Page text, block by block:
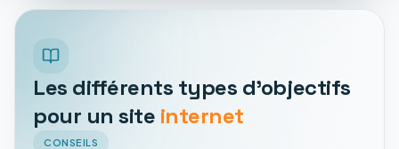
Les différents types d'objectifs
pour un site internet
CONSEILS